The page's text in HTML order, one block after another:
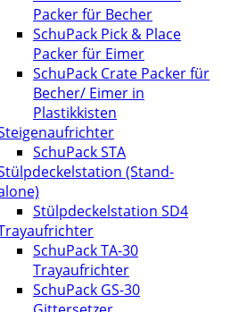
Packer für Becher
SchuPack Pick & Place
Packer für Eimer
SchuPack Crate Packer für
Becher/ Eimer in
Plastikkisten
SchuPack STA
(Stand-
Stülpdeckelstation SD4
SchuPack TA-30
Trayaufrichter
SchuPack GS-30